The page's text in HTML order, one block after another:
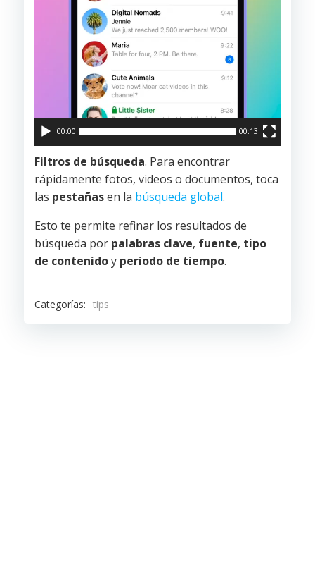
00:00 00:13
Filtros de búsqueda. Para encontrar
rápidamente fotos, videos o documentos, toca
las pestañasen la búsqueda global.
Esto te permite refinar los resultados de
búsqueda por palabras clave, fuente, tipo
de contenidoy periodo de tiempo.
Categorías: tips